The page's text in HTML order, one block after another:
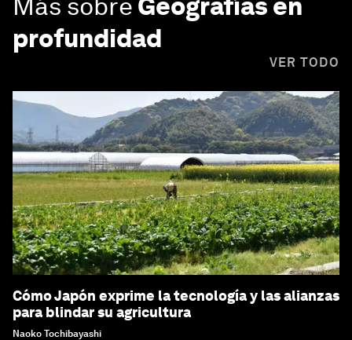
profundidad
VER TODO
Cómo Japón exprime la tecnología y las alianzas
para blindar su agricultura
Naoko Tochibayashi